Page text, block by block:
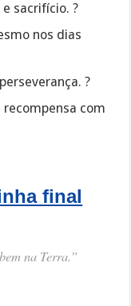
sacrifício. ?
nos dias
?️
recompensa com
final
na Terra.”